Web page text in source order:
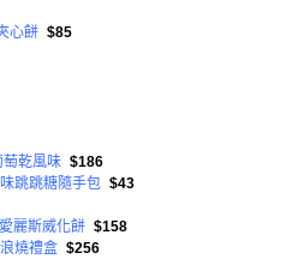
心餅 $85
乾風味 $186
跳跳糖隨手包 $43
麗斯威化餅 $158
燒禮盒 $256